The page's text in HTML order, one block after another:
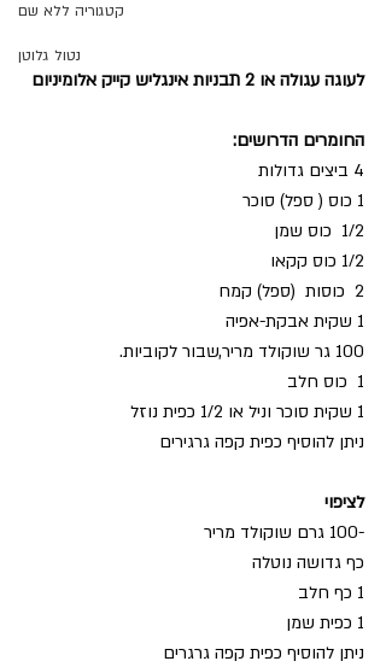
קטגוריה ללא שם
נטול גלוטן
לעוגה עגולה או 2 תבניות אינגליש קייק אלומיניום
החומרים הדרושים:
4 ביצים גדולות
1 כוס ( ספל) סוכר
1/2  כוס שמן
1/2 כוס קקאו
2  כוסות  (ספל) קמח
1 שקית אבקת-אפיה
100 גר שוקולד מריר,שבור לקוביות.
1  כוס חלב
1 שקית סוכר וניל או 1/2 כפית נוזל
ניתן להוסיף כפית קפה גרגירים
לציפוי
-100 גרם שוקולד מריר
כף גדושה נוטלה
1 כף חלב
1 כפית שמן
ניתן להוסיף כפית קפה גרגרים